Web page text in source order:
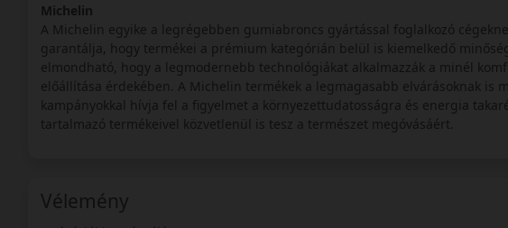
Michelin
A Michelin egyike a legrégebben gumiabroncs gyártással foglalkozó
garantálja, hogy termékei a prémium kategórián belül is kiemelkedő
elmondható, hogy a legmodernebb technológiákat alkalmazzák a minél
előállítása érdekében. A Michelin termékek a legmagasabb elvárásoknak is
kampányokkal hívja fel a figyelmet a környezettudatosságra és energia
tartalmazó termékeivel közvetlenül is tesz a természet megóvásáért.
Vélemény